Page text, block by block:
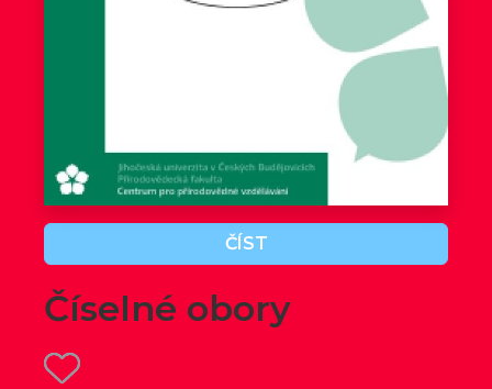
ČÍST
Číselné obory